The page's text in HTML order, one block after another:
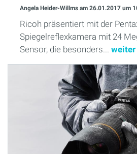
Angela Heider-Willms am 26.01.2017 um
Ricoh präsentiert mit der
Spiegelreflexkamera mit 24
Sensor, die besonders... weiter